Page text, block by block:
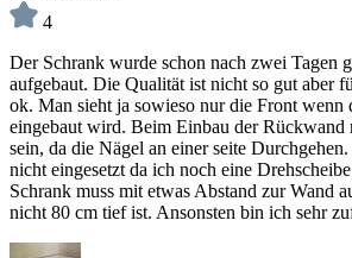
4
Der Schrank wurde schon nach zwei Tagen
aufgebaut. Die Qualität ist nicht so gut aber
ok. Man sieht ja sowieso nur die Front wenn
eingebaut wird. Beim Einbau der Rückwand
sein, da die Nägel an einer seite
nicht eingesetzt da ich noch eine
Schrank muss mit etwas Abstand zur Wand
nicht 80 cm tief ist. Ansonsten bin ich sehr